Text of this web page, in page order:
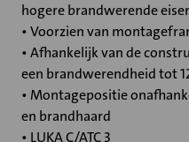
hogere brandwerende
• Voorzien van
• Afhankelijk van de
een brandwerendheid tot
• Montagepositie
en brandhaard
• LUKA C/ATC 3